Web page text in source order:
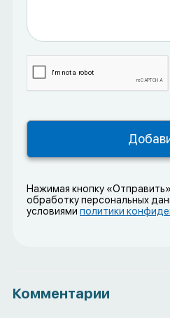
Нажимая кнопку
обработку персональных
условиями политики
Комментарии